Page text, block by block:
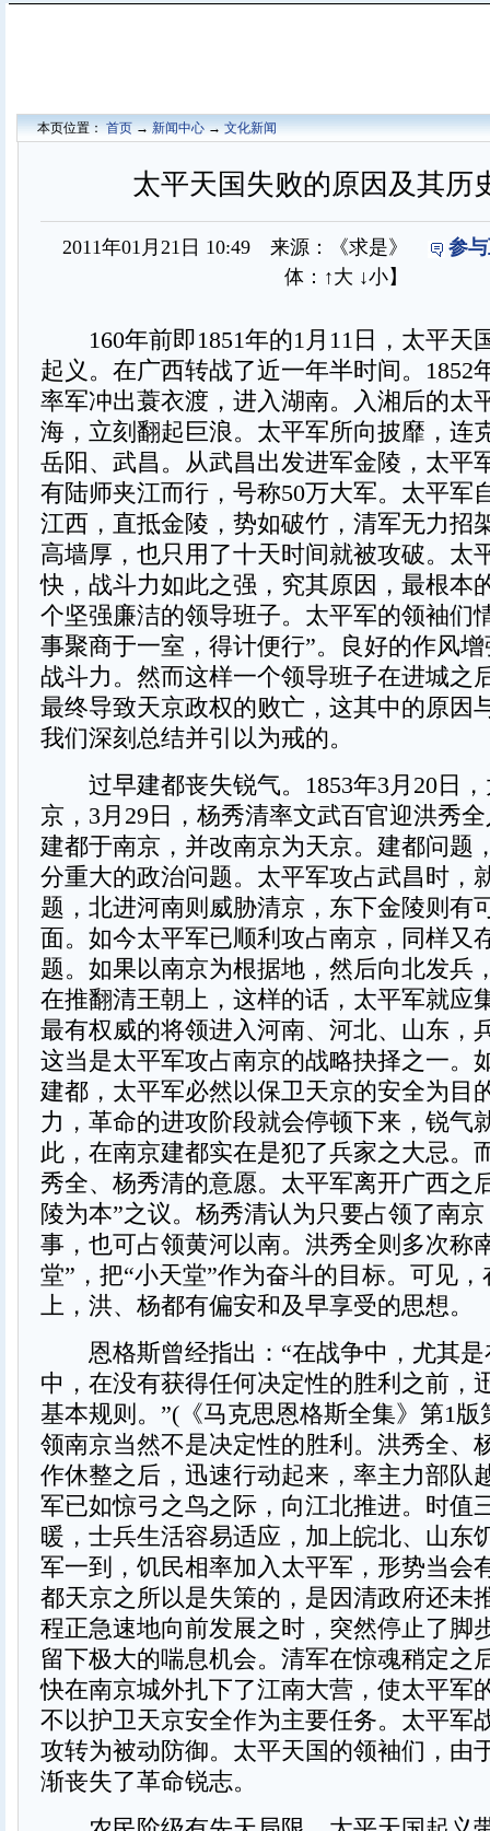
本页位置：首页→新闻中心→文化新闻
太平天国失败的原因及其历
2011年01月21日 10:49 来源：《求是》
参
体： ↑大 ↓小】
160年前即1851年的1月11日，太平天
起义。在广西转战了近一年半时间。1852
率军冲出蓑衣渡，进入湖南。入湘后的太
海，立刻翻起巨浪。太平军所向披靡，连
岳阳、武昌。从武昌出发进军金陵，太平
有陆师夹江而行，号称50万大军。太平军
江西，直抵金陵，势如破竹，清军无力招
高墙厚，也只用了十天时间就被攻破。太
快，战斗力如此之强，究其原因，最根本
个坚强廉洁的领导班子。太平军的领袖们
事聚商于一室，得计便行”。良好的作风
战斗力。然而这样一个领导班子在进城之
最终导致天京政权的败亡，这其中的原因
我们深刻总结并引以为戒的。
过早建都丧失锐气。1853年3月20日，
京，3月29日，杨秀清率文武百官迎洪秀
建都于南京，并改南京为天京。建都问题
分重大的政治问题。太平军攻占武昌时，
题，北进河南则威胁清京，东下金陵则有
面。如今太平军已顺利攻占南京，同样又
题。如果以南京为根据地，然后向北发兵
在推翻清王朝上，这样的话，太平军就应
最有权威的将领进入河南、河北、山东，
这当是太平军攻占南京的战略抉择之一。
建都，太平军必然以保卫天京的安全为目
力，革命的进攻阶段就会停顿下来，锐气
此，在南京建都实在是犯了兵家之大忌。
秀全、杨秀清的意愿。太平军离开广西之
陵为本”之议。杨秀清认为只要占领了南
事，也可占领黄河以南。洪秀全则多次称
堂”，把“小天堂”作为奋斗的目标。可见
上，洪、杨都有偏安和及早享受的思想。
恩格斯曾经指出：“在战争中，尤其是
中，在没有获得任何决定性的胜利之前，
基本规则。”(《马克思恩格斯全集》第1版
领南京当然不是决定性的胜利。洪秀全、
作休整之后，迅速行动起来，率主力部队
军已如惊弓之鸟之际，向江北推进。时值
暖，士兵生活容易适应，加上皖北、山东
军一到，饥民相率加入太平军，形势当会
都天京之所以是失策的，是因清政府还未
程正急速地向前发展之时，突然停止了脚
留下极大的喘息机会。清军在惊魂稍定之
快在南京城外扎下了江南大营，使太平军
不以护卫天京安全作为主要任务。太平军
攻转为被动防御。太平天国的领袖们，由
渐丧失了革命锐志。